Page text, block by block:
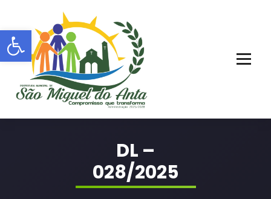
Barra de Ferramentas Aberta
o
conteúdo
DL –
028/2025